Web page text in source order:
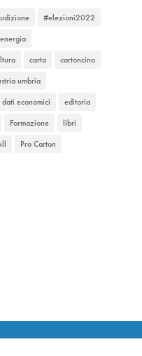
#elezioni2022
carta
cartoncino
umbria
dati economici
editoria
Formazione
libri
Pro Carton